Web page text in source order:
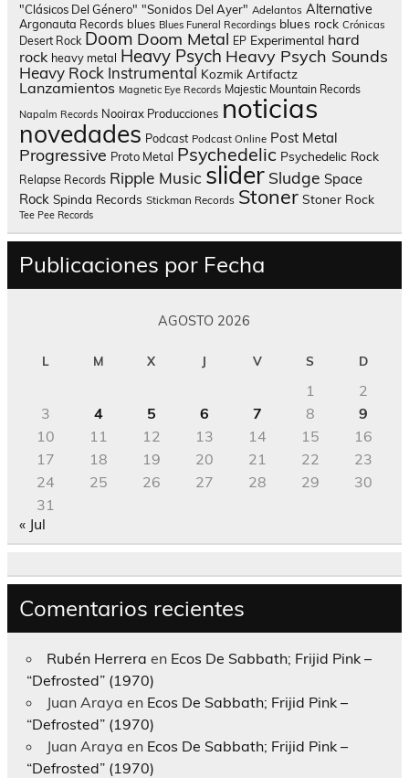
"Clásicos Del Género" "Sonidos Del Ayer" Adelantos Alternative
Argonauta Records blues Blues Funeral Recordings blues rock Crónicas
Desert Rock Doom Doom Metal EP Experimental hard
rock heavy metal Heavy Psych Heavy Psych Sounds
Heavy Rock Instrumental Kozmik Artifactz
Lanzamientos Magnetic Eye Records Majestic Mountain Records
Napalm Records Nooirax Producciones noticias
novedades Podcast Podcast Online Post Metal
Progressive Proto Metal Psychedelic Psychedelic Rock
Relapse Records Ripple Music slider Sludge Space
Rock Spinda Records Stickman Records Stoner Stoner Rock
Tee Pee Records
Publicaciones por Fecha
AGOSTO 2026
L M X J V S D
1
2
3
4 5 6 7 8
9
10
11 12 13 14 15
16
17
18 19 20 21 22
23
24
25 26 27 28 29
30
31
« Jul
Comentarios recientes
Rubén Herrera en Ecos De Sabbath; Frijid Pink –
“Defrosted” (1970)
Juan Araya en Ecos De Sabbath; Frijid Pink –
“Defrosted” (1970)
Juan Araya en Ecos De Sabbath; Frijid Pink –
“Defrosted” (1970)